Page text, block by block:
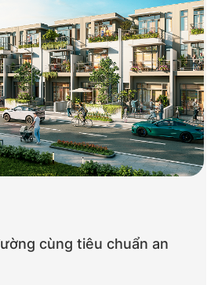
cùng tiêu chuẩn an